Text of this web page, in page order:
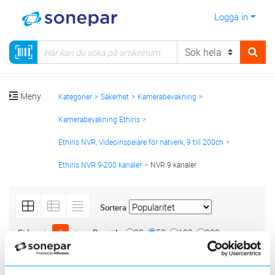
Logga in
Meny Kategorier Säkerhet Kamerabevakning
Kamerabevakning Ethiris
Ethiris NVR, Videoinspelare för nätverk, 9 till 200ch
Ethiris NVR 9-200 kanaler NVR 9 kanaler
Sortera
Sida < 1 > Per sida 20 50 100 200